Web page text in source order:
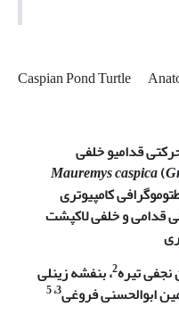
Caspian Pond Turtle
قدامیو خلفی
Mauremys caspica(
توموگرافی کامپیوتری
قدامی و خلفی لاک­پشت
تیره2، بنفشه زینلی
ابوالحسنی فروغی3، 5